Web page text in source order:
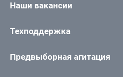
Наши вакансии
Техподдержка
Предвыборная агитация